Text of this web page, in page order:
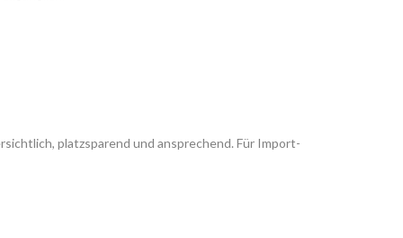
platzsparend und ansprechend. Für Import-